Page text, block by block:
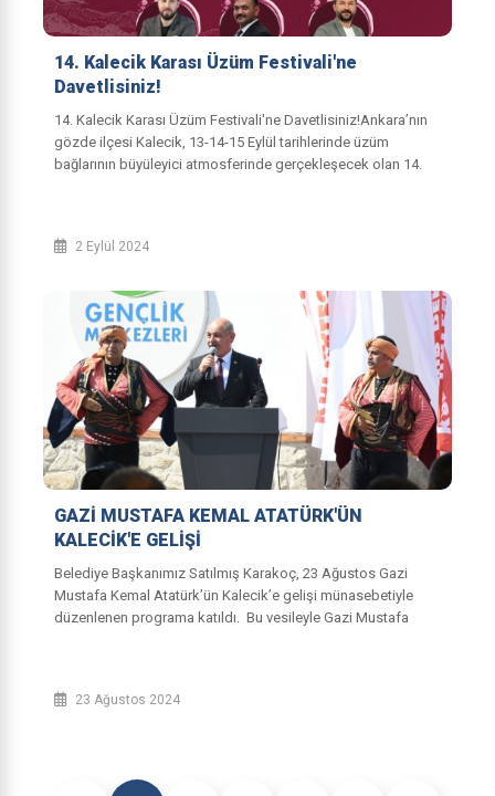
14. Kalecik Karası Üzüm Festivali'ne
Davetlisiniz!
14. Kalecik Karası Üzüm Festivali'ne Davetlisiniz!Ankara’nın
gözde ilçesi Kalecik, 13-14-15 Eylül tarihlerinde üzüm
bağlarının büyüleyici atmosferinde gerçekleşecek olan 14.
2 Eylül 2024
GAZİ MUSTAFA KEMAL ATATÜRK'ÜN
KALECİK'E GELİŞİ
Belediye Başkanımız Satılmış Karakoç, 23 Ağustos Gazi
Mustafa Kemal Atatürk’ün Kalecik’e gelişi münasebetiyle
düzenlenen programa katıldı. Bu vesileyle Gazi Mustafa
23 Ağustos 2024